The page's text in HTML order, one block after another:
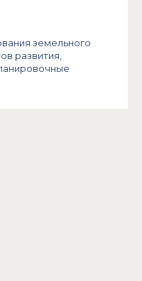
земельного
развития,